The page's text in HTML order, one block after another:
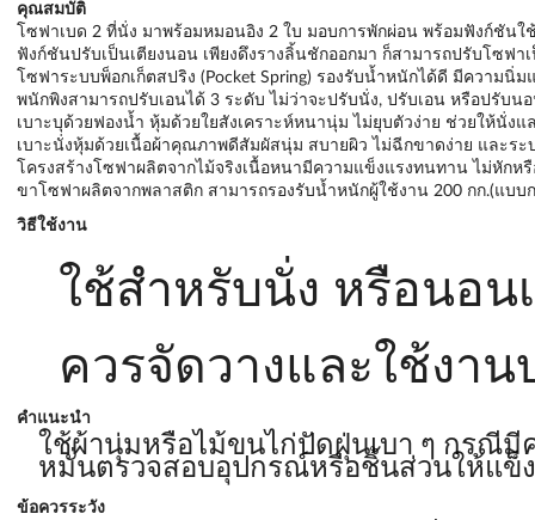
คุณสมบัติ
โซฟาเบด 2 ที่นั่ง มาพร้อมหมอนอิง 2 ใบ มอบการพักผ่อน พร้อมฟังก์ชันใ
ฟังก์ชันปรับเป็นเตียงนอน เพียงดึงรางลิ้นชักออกมา ก็สามารถปรับโซฟา
โซฟาระบบพ็อกเก็ตสปริง (Pocket Spring) รองรับน้ำหนักได้ดี มีความนิ่ม
พนักพิงสามารถปรับเอนได้ 3 ระดับ ไม่ว่าจะปรับนั่ง, ปรับเอน หรือปรับน
เบาะบุด้วยฟองน้ำ หุ้มด้วยใยสังเคราะห์หนานุ่ม ไม่ยุบตัวง่าย ช่วยให้นั่ง
เบาะนั่งหุ้มด้วยเนื้อผ้าคุณภาพดีสัมผัสนุ่ม สบายผิว ไม่ฉีกขาดง่าย และระ
โครงสร้างโซฟาผลิตจากไม้จริงเนื้อหนามีความแข็งแรงทนทาน ไม่หักหรื
ขาโซฟาผลิตจากพลาสติก สามารถรองรับน้ำหนักผู้ใช้งาน 200 กก.(แบบ
วิธีใช้งาน
ใช้สำหรับนั่ง หรือนอน
ควรจัดวางและใช้งา
คำแนะนำ
ใช้ผ้านุ่มหรือไม้ขนไก่ปัดฝุ่นเบา ๆ กรณี
หมั่นตรวจสอบอุปกรณ์หรือชิ้นส่วนให้แข็
ข้อควรระวัง